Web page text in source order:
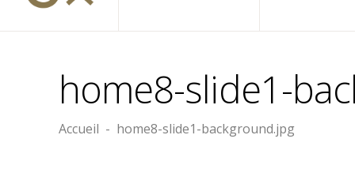
home8-slide1-
Accueil - home8-slide1-background.jpg